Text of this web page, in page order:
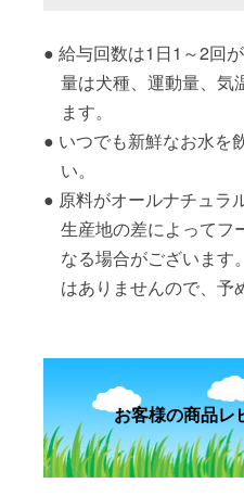
給与回数は1日1～2回
量は犬種、運動量、気
ます。
いつでも新鮮なお水を
い。
原料がオールナチュラ
生産地の差によってフ
なる場合がございます
はありませんので、予
お客様の商品レ